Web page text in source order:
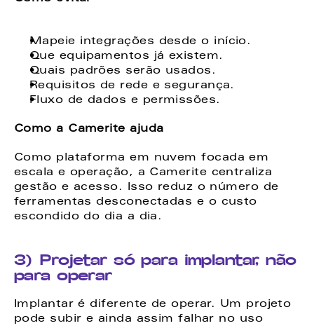
Mapeie integrações desde o início.
Que equipamentos já existem.
Quais padrões serão usados.
Requisitos de rede e segurança.
Fluxo de dados e permissões.
Como a Camerite ajuda
Como plataforma em nuvem focada em
escala e operação, a Camerite centraliza
gestão e acesso. Isso reduz o número de
ferramentas desconectadas e o custo
escondido do dia a dia.
3) Projetar só para implantar, não
para operar
Implantar é diferente de operar. Um projeto
pode subir e ainda assim falhar no uso